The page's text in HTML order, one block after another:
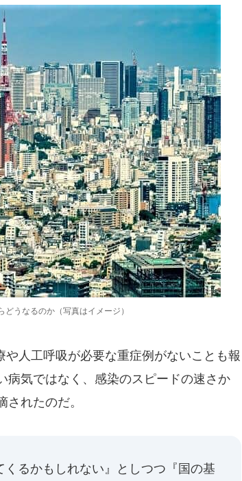
うなるのか（写真はイメージ）
人工呼吸が必要な重症例がないことも報
病気ではなく、感染のスピードの速さか
れたのだ。
くるかもしれない』としつつ『国の基